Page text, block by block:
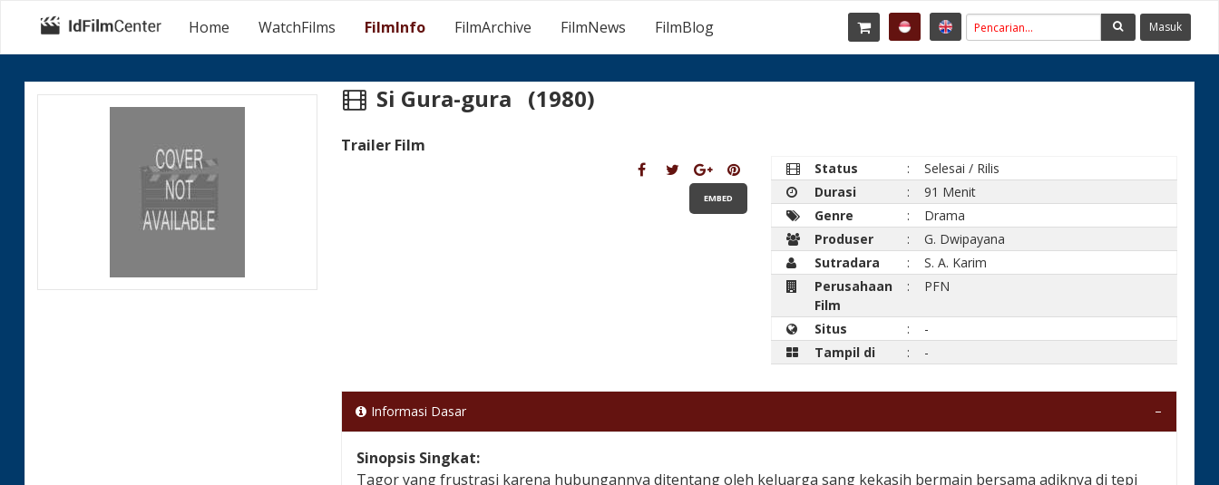
Home WatchFilms FilmInfo FilmArchive FilmNews FilmBlog Masuk
Si Gura-gura (1980)
Trailer Film
EMBED
Status :
Selesai / Rilis
Durasi
:
91 Menit
Genre
:
Drama
Produser
:
G. Dwipayana
Sutradara
:
S. A. Karim
Perusahaan
Film
: PFN
Situs :
-
Tampil di
: -
Informasi Dasar
Sinopsis Singkat:
Tagor yang frustrasi karena hubungannya ditentang oleh keluarga sang kekasih bermain bersama adiknya di tepi